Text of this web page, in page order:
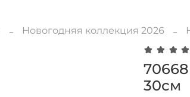
Новогодняя коллекция 2026
30см